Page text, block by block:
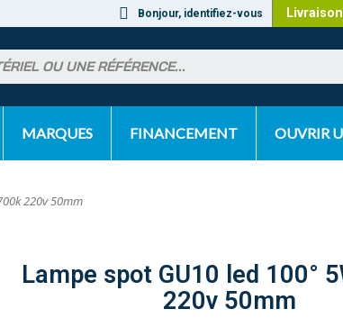
Bonjour, identifiez-vous
MARQUES FINANCEMENT OUVRIR
220v 50mm
Lampe spot GU10 led 100° 5W 2700k
220v 50mm